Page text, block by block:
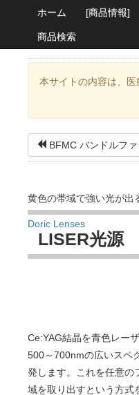
ホーム [商品情報]
商品検索
本サイトの内容は、
BFMC バンドルフ
黄色の帯域で強い光が出
Doric Lenses
LISER光源
Ce:YAG結晶を青色レー
500～700nmの広いスペ
発します。これを任意の
域を取り出すという方式